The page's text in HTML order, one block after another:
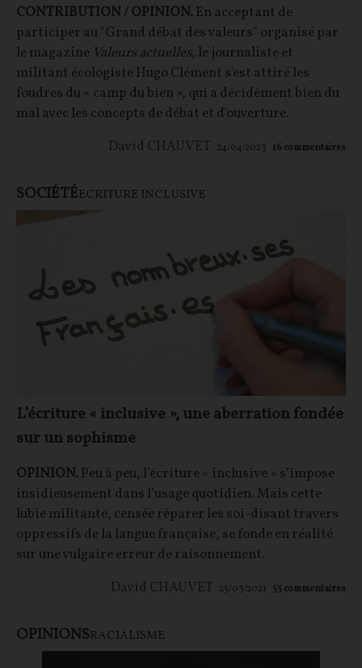
CONTRIBUTION / OPINION.En acceptant de
participer au "Grand débat des valeurs" organisé par
le magazine Valeurs actuelles, le journaliste et
militant écologiste Hugo Clément s'est attiré les
foudres du « camp du bien », qui a décidément bien du
mal avec les concepts de débat et d'ouverture.
David CHAUVET 24/04/2023 16 commentaires
SOCIÉTÉECRITURE INCLUSIVE
L’écriture « inclusive », une aberration fondée
sur un sophisme
OPINION.Peu à peu, l’écriture « inclusive » s’impose
insidieusement dans l’usage quotidien. Mais cette
lubie militante, censée réparer les soi-disant travers
oppressifs de la langue française, se fonde en réalité
sur une vulgaire erreur de raisonnement.
David CHAUVET 25/03/2021 55 commentaires
OPINIONSRACIALISME